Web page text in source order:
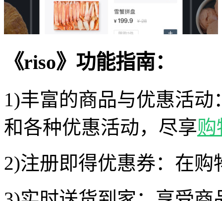
《riso》功能指南：
1)丰富的商品与优惠活
和各种优惠活动，尽享购
2)注册即得优惠券：在